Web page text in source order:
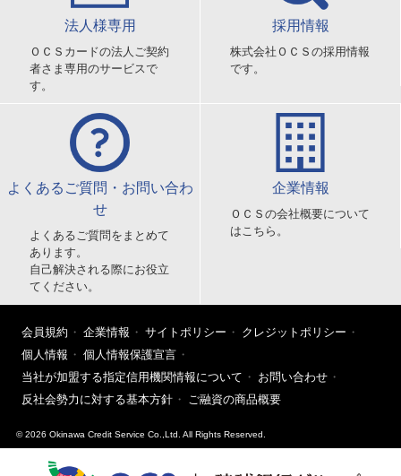
法人様専用
ＯＣＳカードの法人ご契約
者さま専用のサービスで
す。
採用情報
株式会社ＯＣＳの採用情報
です。
よくあるご質問・お問い合わ
せ
よくあるご質問をまとめて
あります。
自己解決される際にお役立
てください。
企業情報
ＯＣＳの会社概要について
はこちら。
会員規約 企業情報 サイトポリシー
クレジットポリシー
個人情報
個人情報保護宣言
当社が加盟する指定信用機関情報について
お問い合わせ
反社会勢力に対する基本方針
ご融資の商品概要
© 2026 Okinawa Credit Service Co.,Ltd. All Rights Reserved.